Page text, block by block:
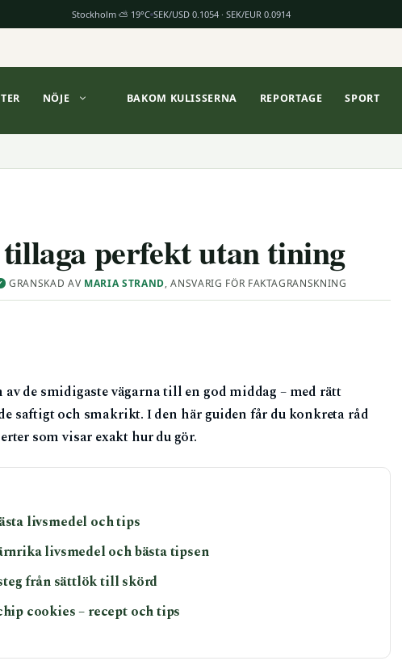
Stockholm ⛅ 19°C SEK/USD 0.1054 · SEK/EUR 0.0914
NÖJE BAKOM KULISSERNA REPORTAGE SPORT
perfekt utan tining
GRANSKAD AV MARIA STRAND, ANSVARIG FÖR FAKTAGRANSKNING
de smidigaste vägarna till en god middag – med rätt
saftigt och smakrikt. I den här guiden får du konkreta råd
som visar exakt hur du gör.
livsmedel och tips
livsmedel och bästa tipsen
från sättlök till skörd
cookies – recept och tips